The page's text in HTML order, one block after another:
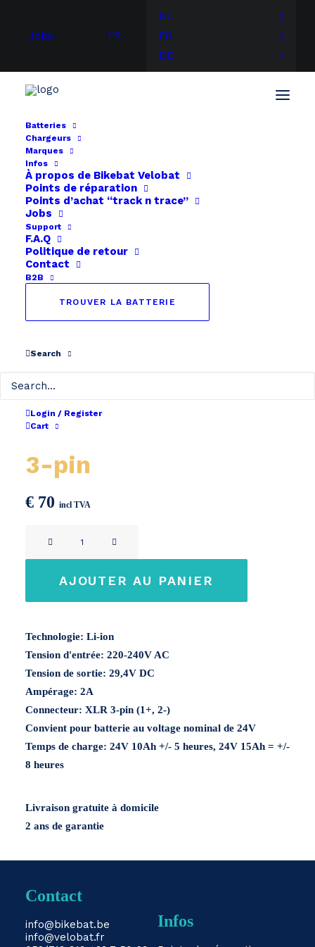
Jobs FR
NL
FR
DE
Batteries
Chargeurs
Marques
Infos
À propos de Bikebat Velobat
Points de réparation
Points d’achat “track n trace”
Jobs
Support
F.A.Q
Politique de retour
Contact
B2B
TROUVER LA BATTERIE
Search
Login / Register
Cart
Accueil Chargeurs
Chargeur 24V 2A XLR 3-pin
Chargeur 24V 2A XLR
3-pin
€ 70 incl TVA
3-
pin
AJOUTER AU PANIER
Technologie: Li-ion
Tension d'entrée: 220-240V AC
Tension de sortie: 29,4V DC
Ampérage: 2A
Connecteur: XLR 3-pin (1+, 2-)
Convient pour batterie au voltage nominal de 24V
Temps de charge: 24V 10Ah +/- 5 heures, 24V 15Ah = +/-
8 heures
Livraison gratuite à domicile
2 ans de garantie
Contact
info@bikebat.be
info@velobat.fr
Infos